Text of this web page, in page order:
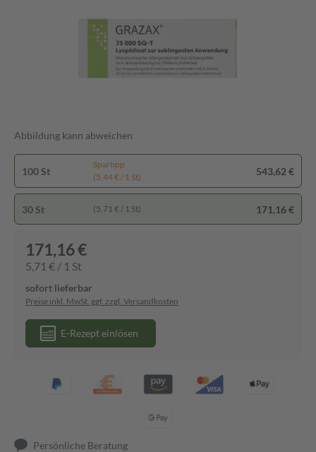
Abbildung kann abweichen
100 St
Spartipp
(5,44 € / 1 St)
543,62 €
30 St (5,71 € / 1 St) 171,16 €
171,16 €
5,71 € / 1 St
sofort lieferbar
Preise inkl. MwSt. ggf. zzgl. Versandkosten
E-Rezept einlösen
Persönliche Beratung